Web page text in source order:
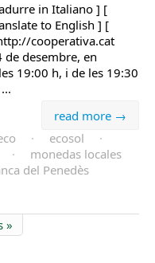
in Italiano ] [
to English ] [
cooperativa.cat
desembre, en
19:00 h, i de les 19:30
read more →
· ecosol
·
·
monedas locales
del Penedès
»